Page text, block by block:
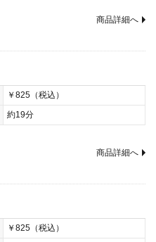
商品詳細へ
￥825（税込）
約19分
商品詳細へ
￥825（税込）